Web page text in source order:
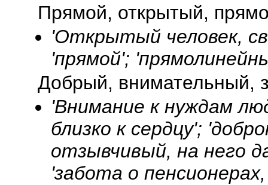
Прямой, открытый,
'Открытый человек,
'прямой';
Добрый, внимательный,
'Внимание к нуждам
близко к сердцу';
отзывчивый, на него
'забота о